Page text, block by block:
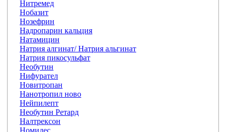
Нитремед
Нобазит
Нозефрин
Надропарин кальция
Натамицин
Натрия алгинат/ Натрия альгинат
Натрия пикосульфат
Необутин
Нифурател
Новитропан
Нанотропил ново
Нейпилепт
Необутин Ретард
Налтрексон
Номидес